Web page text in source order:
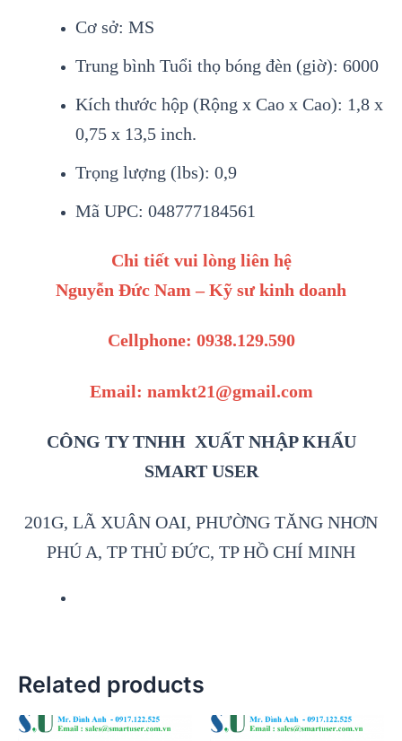
Cơ sở: MS
Trung bình Tuổi thọ bóng đèn (giờ): 6000
Kích thước hộp (Rộng x Cao x Cao): 1,8 x
0,75 x 13,5 inch.
Trọng lượng (lbs): 0,9
Mã UPC: 048777184561
Chi tiết vui lòng liên hệ
Nguyễn Đức Nam – Kỹ sư kinh doanh
Cellphone: 0938.129.590
Email: namkt21@gmail.com
CÔNG TY TNHH XUẤT NHẬP KHẨU
SMART USER
201G, LÃ XUÂN OAI, PHƯỜNG TĂNG NHƠN
PHÚ A, TP THỦ ĐỨC, TP HỒ CHÍ MINH
Related products